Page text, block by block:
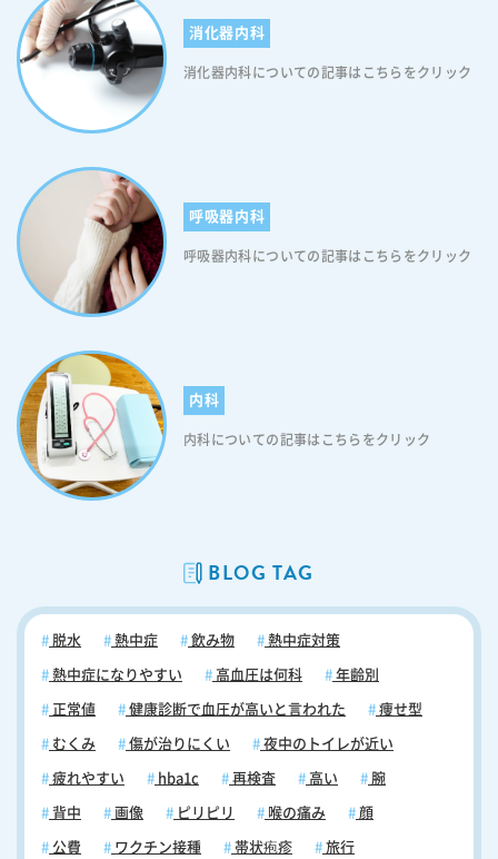
消化器内科
消化器内科についての記事はこちらをクリック
呼吸器内科
呼吸器内科についての記事はこちらをクリック
内科
内科についての記事はこちらをクリック
BLOG TAG
脱水 熱中症 飲み物 熱中症対策
熱中症になりやすい 高血圧は何科 年齢別
正常値 健康診断で血圧が高いと言われた 痩せ型
むくみ 傷が治りにくい 夜中のトイレが近い
疲れやすい hba1c 再検査 高い 腕
背中 画像 ピリピリ 喉の痛み 顔
公費 ワクチン接種 帯状疱疹 旅行